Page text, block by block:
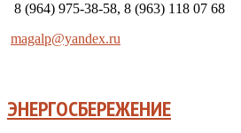
8 (964) 975-38-58, 8 (963) 118 07 68
magalp@yandex.ru
ЭНЕРГОСБЕРЕЖЕНИЕ